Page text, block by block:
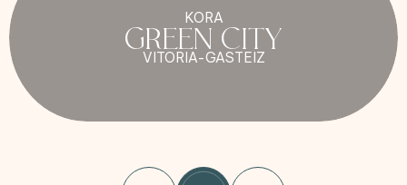
KORA
GREEN CITY
VITORIA-GASTEIZ